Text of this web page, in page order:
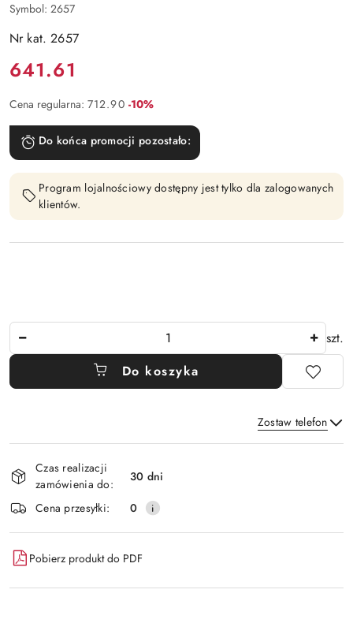
Symbol: 2657
Nr kat. 2657
Cena:
641.61
Cena regularna: 712.90 Rabat:
-10%
Do końca promocji pozostało:
Program lojalnościowy dostępny jest tylko dla zalogowanych
klientów.
szt.
Do koszyka
Zostaw telefon
i
dostawa
Czas realizacji
zamówienia do:
30 dni
Cena przesyłki:
0
Pobierz produkt do PDF